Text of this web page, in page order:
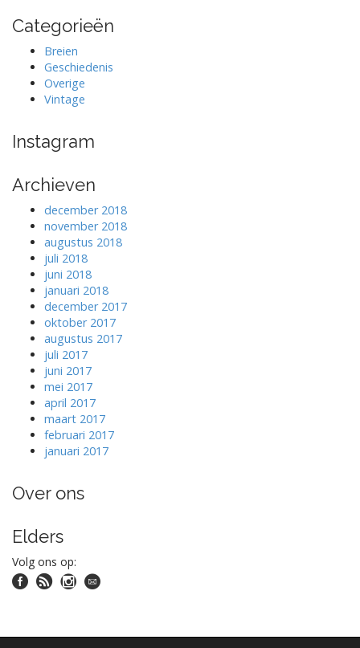
Categorieën
Breien
Geschiedenis
Overige
Vintage
Instagram
Archieven
december 2018
november 2018
augustus 2018
juli 2018
juni 2018
januari 2018
december 2017
oktober 2017
augustus 2017
juli 2017
juni 2017
mei 2017
april 2017
maart 2017
februari 2017
januari 2017
Over ons
Elders
Volg ons op: